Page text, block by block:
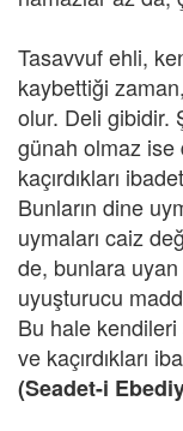
Tasavvuf ehli,
kaybettiği
olur. Deli gibidir.
günah olmaz ise
kaçırdıkları
Bunların dine
uymaları caiz
de, bunlara
uyuşturucu
Bu hale
ve kaçırdıkları
(Seadet-i